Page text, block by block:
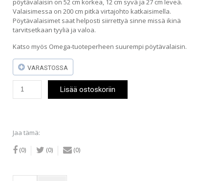
pöytävalaisin on 52 cm korkea, 12 cm syvä ja 27 cm leveä.
Valaisimessa on 200 cm pitkä virtajohto katkaisimella.
Pöytävalaisimet saat helposti siirrettyä sinne missä ikinä
tarvitsetkaan tyyliä ja valoa.
Katso myös Omega-tuoteperheen suurempi pöytävalaisin.
VARASTOSSA
Rydens
mustakromi
Lisää ostoskoriin
Jaa tämä:
(0) (0) (0)